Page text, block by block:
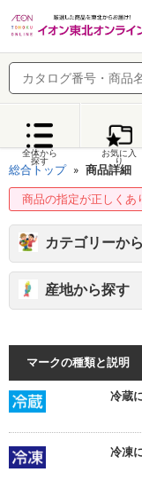
全体から
探す
お気に入
り
総合トップ 商品詳細
商品の指定が正しくあ
カテゴリーか
産地から探す
マークの種類と説明
冷蔵
冷凍